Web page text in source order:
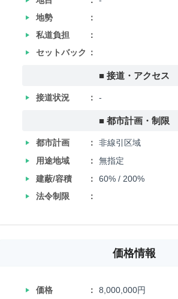
‣
地勢
‣
私道負担
‣
セットバック
■ 接道・アクセス
‣ 接道状況 -
■ 都市計画・制限
‣ 都市計画
非線引区域
‣
用途地域
無指定
‣
建蔽/容積
60% / 200%
‣
法令制限
価格情報
‣ 価格 8,000,000円